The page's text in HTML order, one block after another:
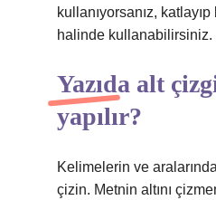
kullanıyorsanız,
halinde kullanabilirsiniz.
Yazıda alt
yapılır?
Kelimelerin ve
çizin. Metnin altını